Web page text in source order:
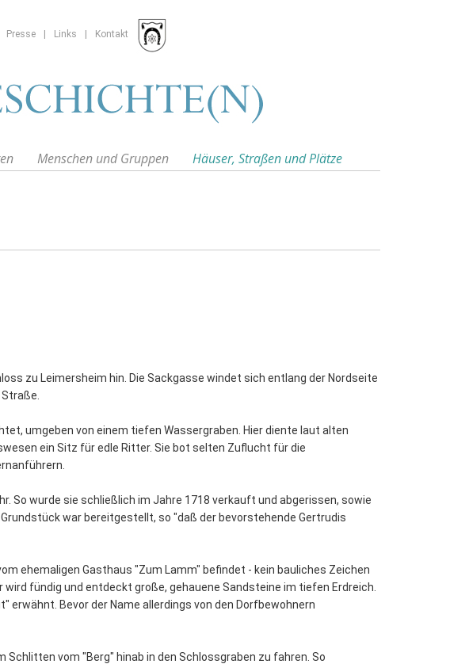
Presse Links Kontakt
Menschen und Gruppen Häuser, Straßen und Plätze
zu Leimersheim hin. Die Sackgasse windet sich entlang der Nordseite
umgeben von einem tiefen Wassergraben. Hier diente laut alten
ein Sitz für edle Ritter. Sie bot selten Zuflucht für die
So wurde sie schließlich im Jahre 1718 verkauft und abgerissen, sowie
war bereitgestellt, so "daß der bevorstehende Gertrudis
ehemaligen Gasthaus "Zum Lamm" befindet - kein bauliches Zeichen
fündig und entdeckt große, gehauene Sandsteine im tiefen Erdreich.
erwähnt. Bevor der Name allerdings von den Dorfbewohnern
Schlitten vom "Berg" hinab in den Schlossgraben zu fahren. So